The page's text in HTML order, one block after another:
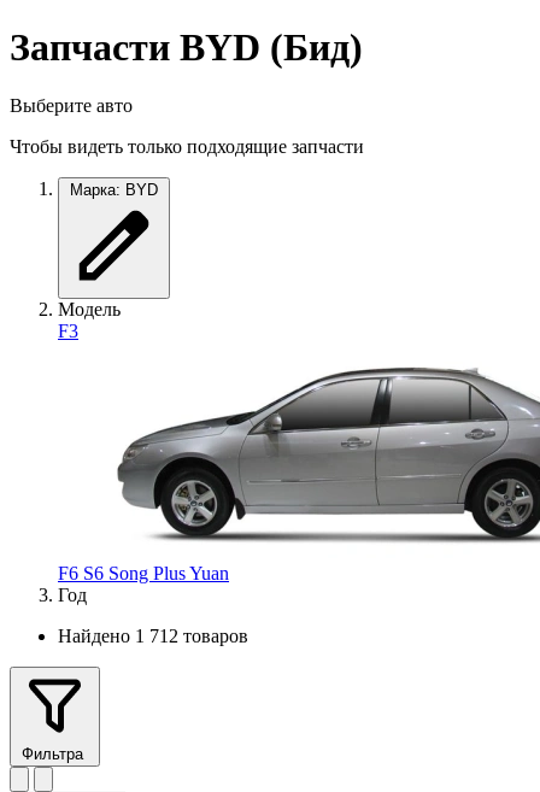
Запчасти BYD (Бид)
Выберите авто
Чтобы видеть только подходящие запчасти
Марка: BYD
Модель
F3
F6 S6 Song PlusYuan
Год
Найдено 1 712 товаров
Фильтра